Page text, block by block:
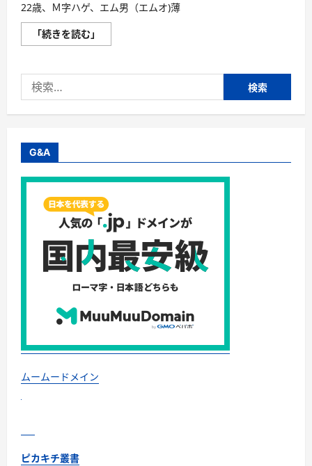
22歳、Ｍ字ハゲ、エム男（エムオ)薄
「続きを読む」
歳
Ｍ
ゲ、
エ
オ)
毛
服・
「薄
く
て
大
丈
夫」???
つ
い
さ
ら
読
む
索:
G&A
ムームードメイン
ピカキチ叢書